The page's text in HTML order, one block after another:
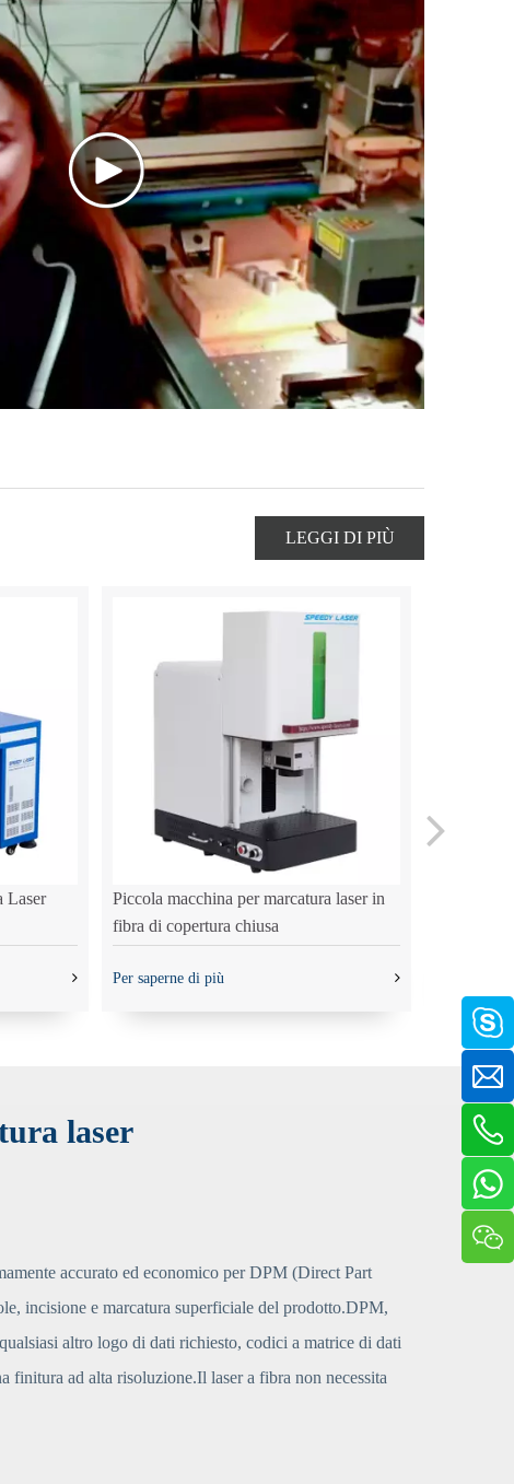
LEGGI DI PIÙ
Laser
Piccola macchina per marcatura laser in
fibra di copertura chiusa
Per saperne di più
laser
accurato ed economico per DPM (Direct Part
incisione e marcatura superficiale del prodotto.DPM,
altro logo di dati richiesto, codici a matrice di dati
finitura ad alta risoluzione.Il laser a fibra non necessita